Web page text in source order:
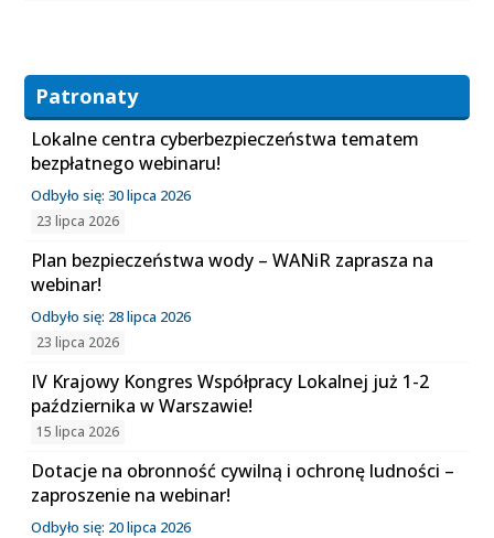
Patronaty
Lokalne centra cyberbezpieczeństwa tematem
bezpłatnego webinaru!
Odbyło się: 30 lipca 2026
23 lipca 2026
Plan bezpieczeństwa wody – WANiR zaprasza na
webinar!
Odbyło się: 28 lipca 2026
23 lipca 2026
IV Krajowy Kongres Współpracy Lokalnej już 1-2
października w Warszawie!
15 lipca 2026
Dotacje na obronność cywilną i ochronę ludności –
zaproszenie na webinar!
Odbyło się: 20 lipca 2026